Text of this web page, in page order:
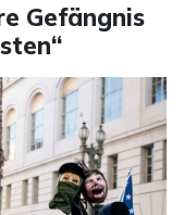
Gefängnis